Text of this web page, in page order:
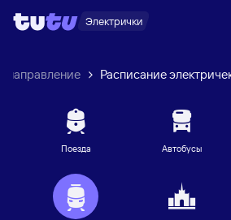
Электрички
направление Расписание
Поезда Автобусы